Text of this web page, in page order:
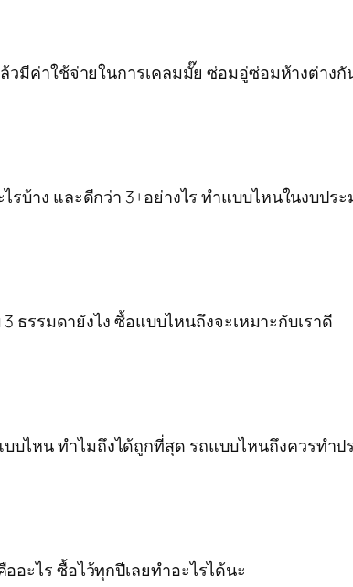
มีค่าใช้จ่ายในการเคลมมั๊ย ซ่อมอู่ซ่อมห้างต่างกั
บ้าง และดีกว่า 3+อย่างไร ทำแบบไหนในงบปร
ธรรมดายังไง ซื้อแบบไหนถึงจะเหมาะกับเราดี
ไหน ทำไมถึงได้ถูกที่สุด รถแบบไหนถึงควรทำ
ะไร ซื้อไว้ทุกปีเลยทำอะไรได้นะ